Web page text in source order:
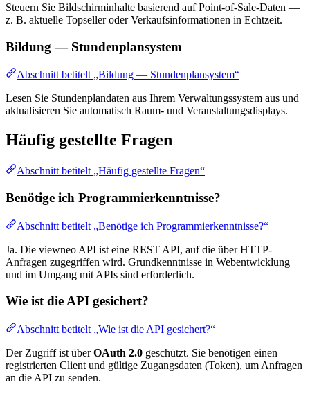
Steuern Sie Bildschirminhalte basierend auf Point-of-Sale-Daten —
z. B. aktuelle Topseller oder Verkaufsinformationen in Echtzeit.
Bildung — Stundenplansystem
Abschnitt betitelt „Bildung — Stundenplansystem“
Lesen Sie Stundenplandaten aus Ihrem Verwaltungssystem aus und
aktualisieren Sie automatisch Raum- und Veranstaltungsdisplays.
Häufig gestellte Fragen
Abschnitt betitelt „Häufig gestellte Fragen“
Benötige ich Programmierkenntnisse?
Abschnitt betitelt „Benötige ich Programmierkenntnisse?“
Ja. Die viewneo API ist eine REST API, auf die über HTTP-
Anfragen zugegriffen wird. Grundkenntnisse in Webentwicklung
und im Umgang mit APIs sind erforderlich.
Wie ist die API gesichert?
Abschnitt betitelt „Wie ist die API gesichert?“
Der Zugriff ist überOAuth 2.0 geschützt. Sie benötigen einen
registrierten Client und gültige Zugangsdaten (Token), um Anfragen
an die API zu senden.